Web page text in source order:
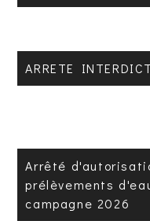
ARRETE
Arrêté
prélèvements
campagne 2026